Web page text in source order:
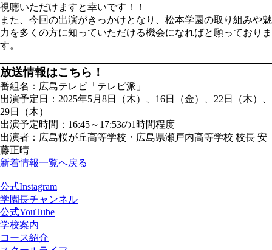
視聴いただけますと幸いです！！
また、今回の出演がきっかけとなり、松本学園の取り組みや魅
力を多くの方に知っていただける機会になればと願っておりま
す。
放送情報はこちら！
番組名：広島テレビ「テレビ派」
出演予定日：2025年5月8日（木）、16日（金）、22日（木）、
29日（木）
出演予定時間：16:45～17:53の1時間程度
出演者：広島桜が丘高等学校・広島県瀬戸内高等学校 校長 安
藤正晴
新着情報一覧へ戻る
公式Instagram
学園長チャンネル
公式YouTube
学校案内
コース紹介